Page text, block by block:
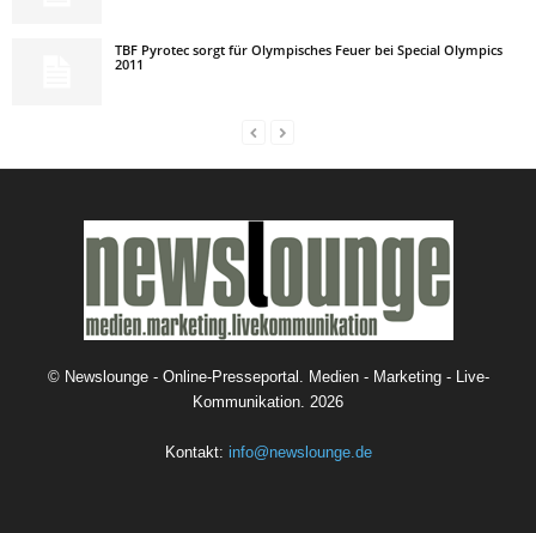
TBF Pyrotec sorgt für Olympisches Feuer bei Special Olympics
2011
© Newslounge - Online-Presseportal. Medien - Marketing - Live-
Kommunikation. 2026
Kontakt: info@newslounge.de